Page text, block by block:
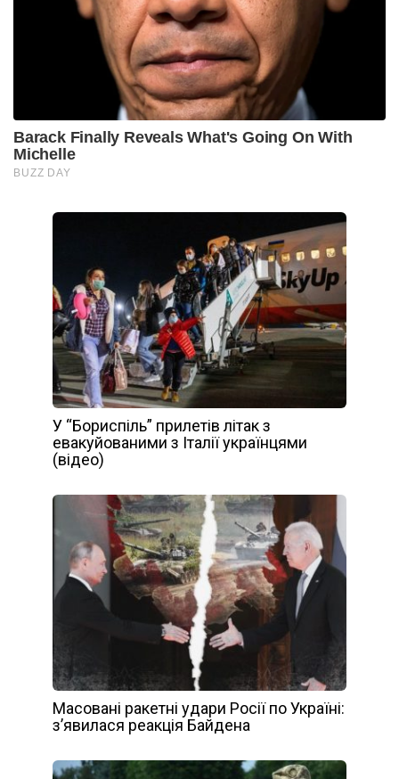
У “Бориспіль” прилетів літак з
евакуйованими з Італії українцями
(відео)
Масовані ракетні удари Росії по Україні:
з’явилася реакція Байдена